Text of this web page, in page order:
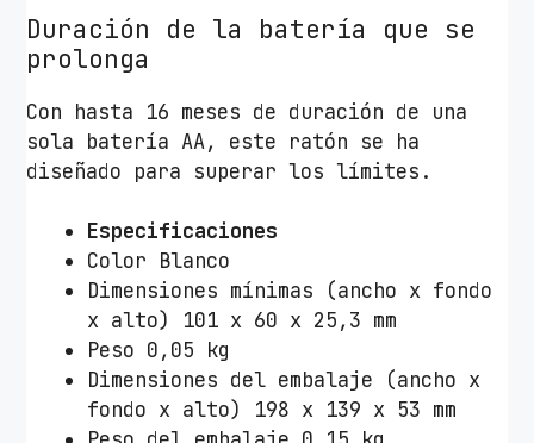
/
B
a
n
c
Duración de la batería que se
prolonga
Con hasta 16 meses de duración de una
sola batería AA, este ratón se ha
diseñado para superar los límites.
Especificaciones
Color Blanco
Dimensiones mínimas (ancho x fondo
x alto) 101 x 60 x 25,3 mm
Peso 0,05 kg
Dimensiones del embalaje (ancho x
fondo x alto) 198 x 139 x 53 mm